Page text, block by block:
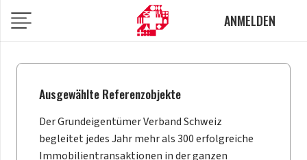
ANMELDEN
Ausgewählte Referenzobjekte
Der Grundeigentümer Verband Schweiz
begleitet jedes Jahr mehr als 300 erfolgreiche
Immobilientransaktionen in der ganzen